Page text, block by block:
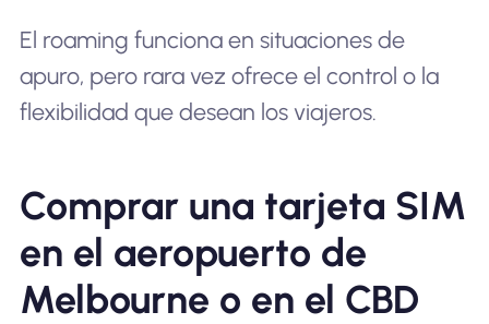
El roaming funciona en situaciones de
apuro, pero rara vez ofrece el control o la
flexibilidad que desean los viajeros.
Comprar una tarjeta SIM
en el aeropuerto de
Melbourne o en el CBD